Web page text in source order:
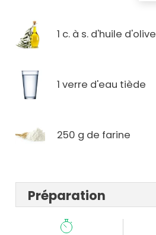
1 c. à s. d'huile d'olive
1 verre d'eau tiède
250 g de farine
Préparation